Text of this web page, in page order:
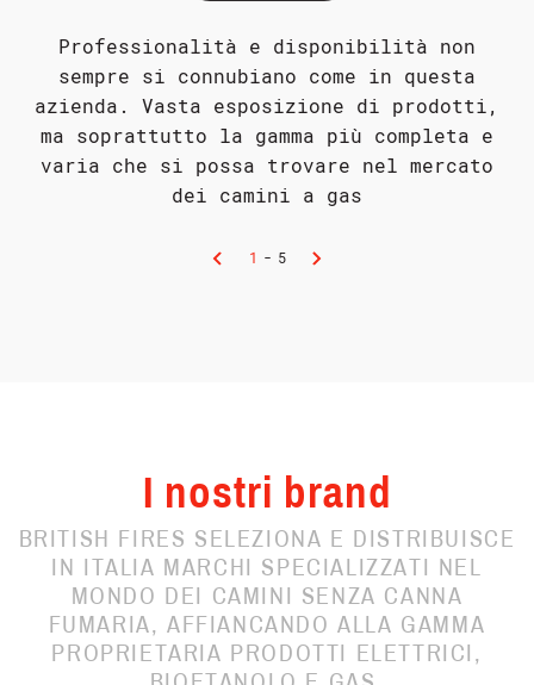
Professionalità e disponibilità non
sempre si connubiano come in questa
azienda. Vasta esposizione di prodotti,
ma soprattutto la gamma più completa e
varia che si possa trovare nel mercato
dei camini a gas
1 - 5
I nostri brand
BRITISH FIRES SELEZIONA E DISTRIBUISCE
IN ITALIA MARCHI SPECIALIZZATI NEL
MONDO DEI CAMINI SENZA CANNA
FUMARIA, AFFIANCANDO ALLA GAMMA
PROPRIETARIA PRODOTTI ELETTRICI,